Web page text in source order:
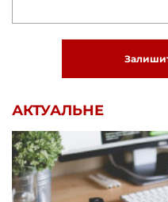
АКТУАЛЬНЕ